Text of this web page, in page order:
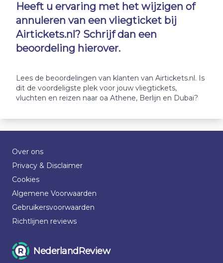
Heeft u ervaring met het wijzigen of
annuleren van een vliegticket bij
Airtickets.nl? Schrijf dan een
beoordeling hierover.
Lees de beoordelingen van klanten van Airtickets.nl. Is
dit de voordeligste plek voor jouw vliegtickets,
vluchten en reizen naar oa Athene, Berlijn en Dubai?
Over ons
Privacy & Disclaimer
Cookies
Algemene Voorwaarden
Gebruikersvoorwaarden
Richtlijnen reviews
NederlandReview